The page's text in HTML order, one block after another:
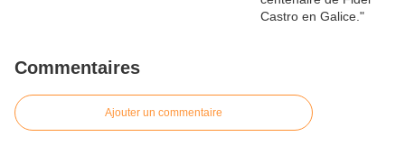
Commentaires
Ajouter un commentaire